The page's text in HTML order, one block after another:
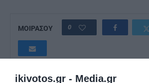
ikivotos.gr - Media.gr
ΜΟΙΡΑΣΟΥ 0
Προηγούμενο άρθρο